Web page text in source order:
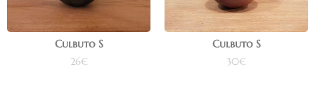
Culbuto S
26€
Culbuto S
30€